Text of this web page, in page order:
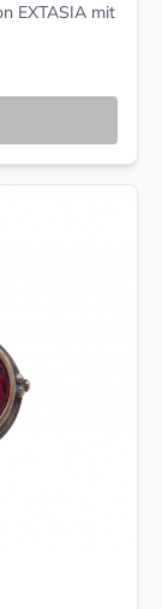
EXTASIA mit